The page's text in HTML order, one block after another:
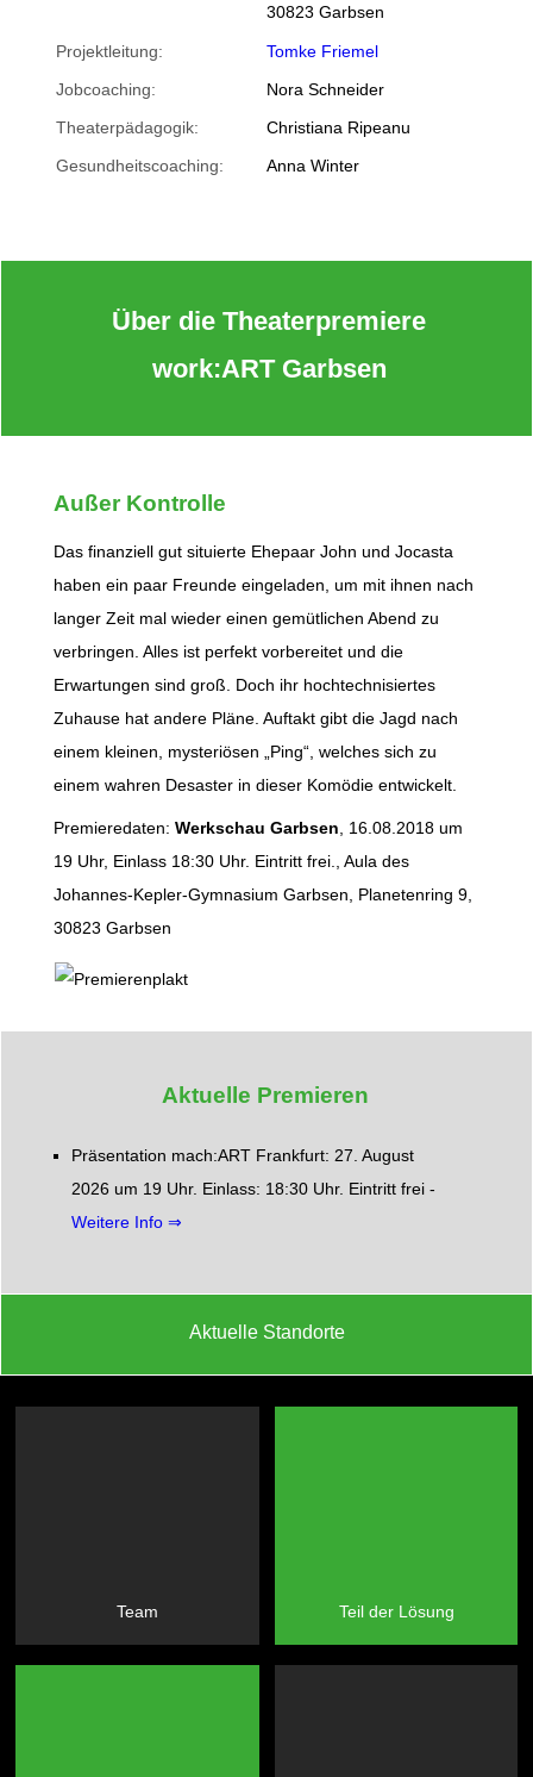
Team Teil der Lösung
30823 Garbsen
Projektleitung: Tomke Friemel
Jobcoaching: Nora Schneider
Theaterpädagogik: Christiana Ripeanu
Gesundheitscoaching: Anna Winter
Über die Theaterpremiere
work:ART Garbsen
Außer Kontrolle
Das finanziell gut situierte Ehepaar John und Jocasta
haben ein paar Freunde eingeladen, um mit ihnen nach
langer Zeit mal wieder einen gemütlichen Abend zu
verbringen. Alles ist perfekt vorbereitet und die
Erwartungen sind groß. Doch ihr hochtechnisiertes
Zuhause hat andere Pläne. Auftakt gibt die Jagd nach
einem kleinen, mysteriösen „Ping“, welches sich zu
einem wahren Desaster in dieser Komödie entwickelt.
Premieredaten: Werkschau Garbsen , 16.08.2018 um
19 Uhr, Einlass 18:30 Uhr. Eintritt frei., Aula des
Johannes-Kepler-Gymnasium Garbsen, Planetenring 9,
30823 Garbsen
Aktuelle Premieren
Präsentation mach:ART Frankfurt: 27. August
2026 um 19 Uhr. Einlass: 18:30 Uhr. Eintritt frei -
Weitere Info ⇒
Aktuelle Standorte